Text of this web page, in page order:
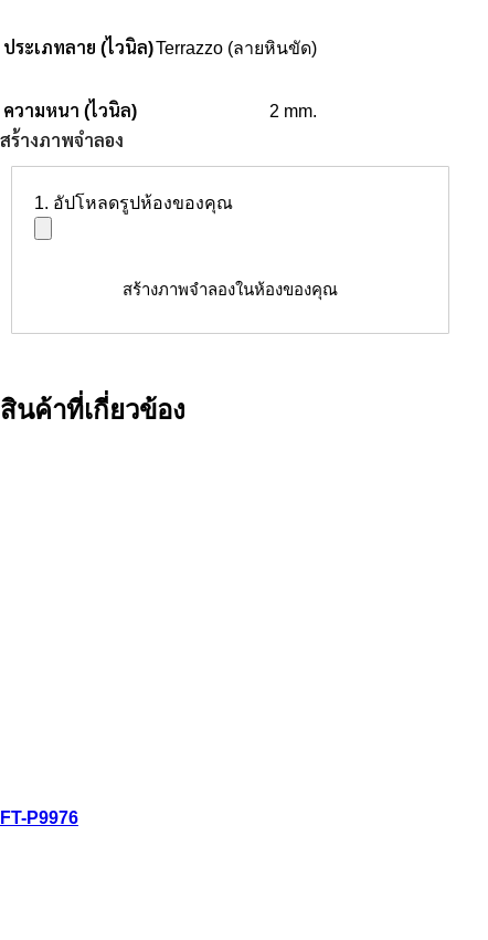
ประเภทลาย (ไวนิล)Terrazzo (ลายหินขัด)
ความหนา (ไวนิล)
2 mm.
สร้างภาพจำลอง
1. อัปโหลดรูปห้องของคุณ
สร้างภาพจำลองในห้องของคุณ
สินค้าที่เกี่ยวข้อง
FT-P9976